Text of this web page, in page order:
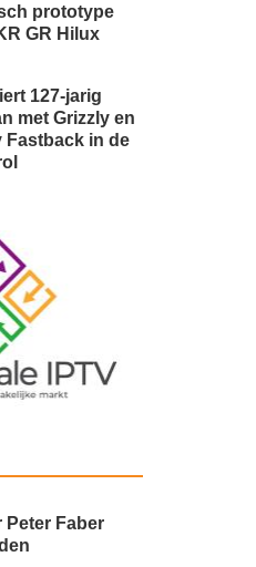
prototype
GR Hilux
127-jarig
met Grizzly en
Fastback in de
Peter Faber